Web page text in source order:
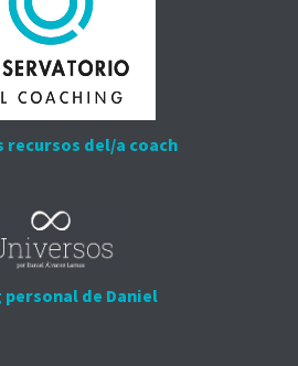
recursos del/a coach
personal de Daniel